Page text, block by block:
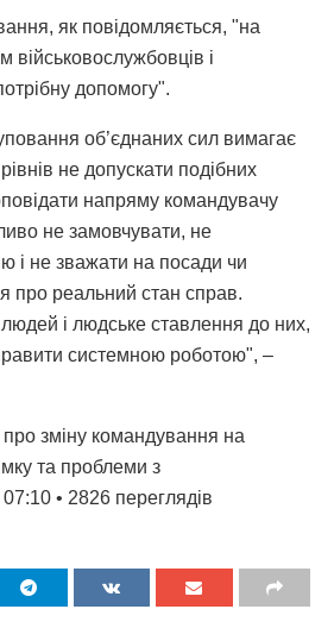
як повідомляється, "на
військовослужбовців і
допомогу".
об’єднаних сил вимагає
не допускати подібних
напряму командувачу
не замовчувати, не
і не зважати на посади чи
про реальний стан справ.
і людське ставлення до них,
системною роботою", –
зміну командування на
та проблеми з
• 2826 переглядiв